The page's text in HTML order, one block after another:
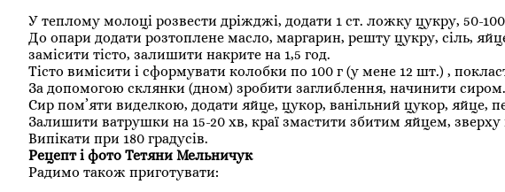
У теплому молоці розвести дріжджі, додати 1 ст. ложку цукру, 50-
До опари додати розтоплене масло, маргарин, решту цукру, сіль,
замісити тісто, залишити накрите на 1,5 год.
Тісто вимісити і сформувати колобки по 100 г (у мене 12 шт.) ,
За допомогою склянки (дном) зробити заглиблення, начинити сиром.
Сир пом’яти виделкою, додати яйце, цукор, ванільний цукор, яйце,
Залишити ватрушки на 15-20 хв, краї змастити збитим яйцем,
Випікати при 180 градусів.
Рецепт і фото Тетяни Мельничук
Радимо також приготувати: